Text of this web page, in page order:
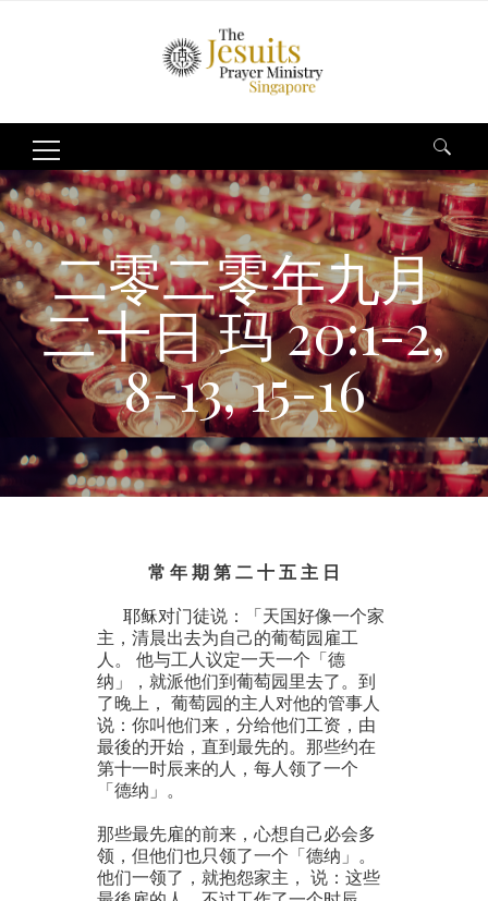
Search
for:
二零二零年九月
二十日 玛 20:1-2,
8-13, 15-16
常 年 期 第 二 十 五 主 日
耶稣对门徒说：「天国好像一个家
主，清晨出去为自己的葡萄园雇工
人。 他与工人议定一天一个「德
纳」，就派他们到葡萄园里去了。到
了晚上， 葡萄园的主人对他的管事人
说：你叫他们来，分给他们工资，由
最後的开始，直到最先的。那些约在
第十一时辰来的人，每人领了一个
「德纳」。
那些最先雇的前来，心想自己必会多
领，但他们也只领了一个「德纳」。
他们一领了，就抱怨家主， 说：这些